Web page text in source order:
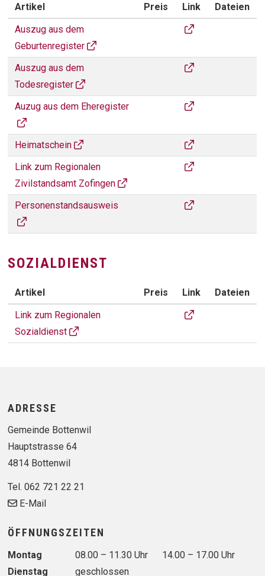
ZIVILSTANDSAMT
Artikel Preis Link
Dateien
Auszug aus dem
Geburtenregister
Auszug aus dem
Auszug aus dem
Todesregister
Auszug aus dem
Auzug aus dem Eheregister Auzug aus dem
Heimatschein
Heimatschein
Link zum Regionalen
Zivilstandsamt Zofingen
Regionales
Personenstandsausweis
SOZIALDIENST
SOZIALDIENST
Artikel Preis Link
Dateien
Link zum Regionalen
Sozialdienst
Regionaler
Footer
ADRESSE
Gemeinde Bottenwil
Hauptstrasse 64
4814 Bottenwil
Tel. 062 721 22 21
E-Mail
ÖFFNUNGSZEITEN
Wochentag Vormittag Nachmittag
Montag 08.00 – 11.30 Uhr
14.00 – 17.00 Uhr
Dienstag
geschlossen